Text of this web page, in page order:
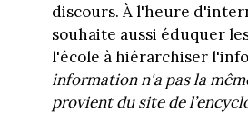
discours. À l'heure
souhaite aussi éduquer
l'école à hiérarchiser
information n'a pas la
provient du site de